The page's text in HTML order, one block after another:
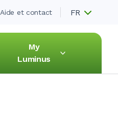
Aide et contact FR
My
Luminus